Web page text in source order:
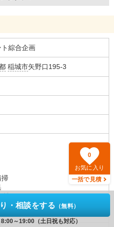
0
お気に入り
一括で見積
綜合企画
稲城市矢野口195-3
掃
グ
・相談をする （無料）
～19:00（土日祝も対応）